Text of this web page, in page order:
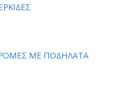
ΜΕ ΠΟΔΗΛΑΤΑ